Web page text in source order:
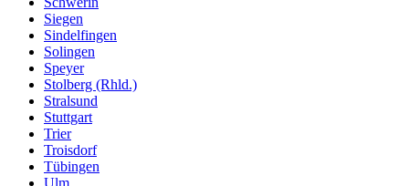
Siegen
Sindelfingen
Solingen
Speyer
Stolberg (Rhld.)
Stralsund
Stuttgart
Trier
Troisdorf
Tübingen
Ulm